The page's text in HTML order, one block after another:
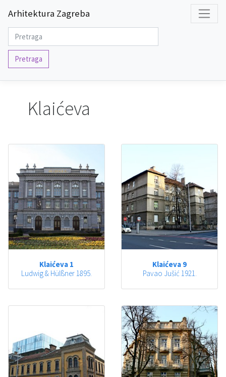
Arhitektura Zagreba
Pretraga
Klaićeva
Klaićeva 1
Ludwig & Hülßner 1895.
Klaićeva 9
Pavao Jušić 1921.